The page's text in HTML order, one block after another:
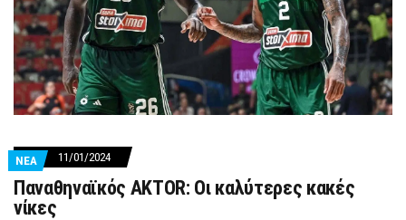
ΝΕΑ 11/01/2024
Παναθηναϊκός AKTOR: Οι καλύτερες κακές
νίκες